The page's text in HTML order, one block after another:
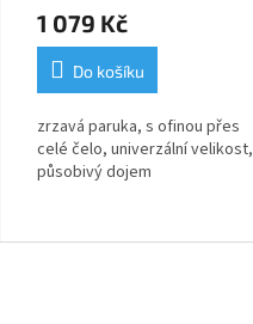
1 079 Kč
Do košíku
zrzavá paruka, s ofinou přes
celé čelo, univerzální velikost,
působivý dojem